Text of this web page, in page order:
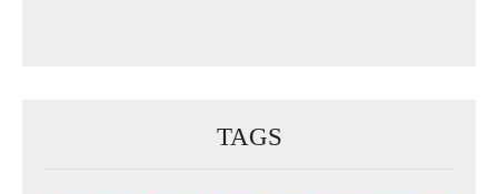
TAGS